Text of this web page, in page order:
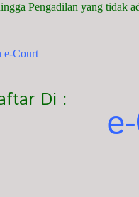
Pengadilan yang tidak
e-Court
Di :